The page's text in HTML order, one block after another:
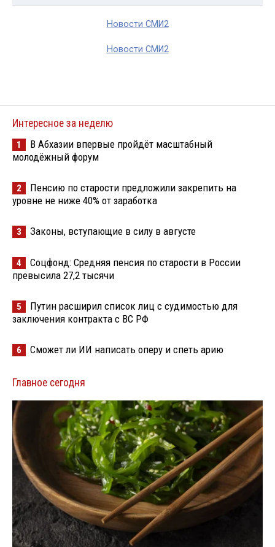
Новости СМИ2
Новости СМИ2
Интересное за неделю
1
В Абхазии впервые пройдёт масштабный
молодёжный форум
2
Пенсию по старости предложили закрепить на
уровне не ниже 40% от заработка
3 Законы, вступающие в силу в августе
4
Соцфонд: Средняя пенсия по старости в России
превысила 27,2 тысячи
5
Путин расширил список лиц с судимостью для
заключения контракта с ВС РФ
6 Сможет ли ИИ написать оперу и спеть арию
Главное сегодня